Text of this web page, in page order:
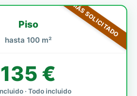
MÁS SOLICITADO
Piso
hasta 100 m²
135 €
· Todo incluido